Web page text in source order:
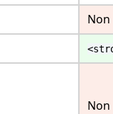
Non
Non